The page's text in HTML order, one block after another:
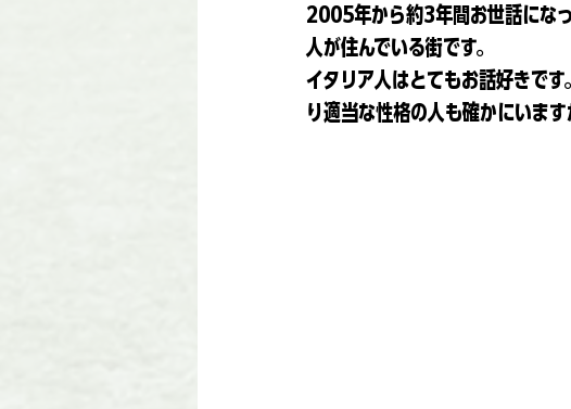
2005年から約3年間お世話にな
人が住んでいる街です。
イタリア人はとてもお話好きで
り適当な性格の人も確かにいま